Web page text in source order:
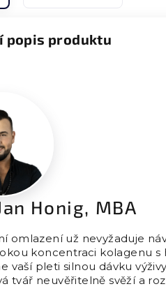
popis produktu
Honig, MBA
omlazení už nevyžaduje
koncentraci kolagenu
vaší pleti silnou dávku
tvář neuvěřitelně svěží a